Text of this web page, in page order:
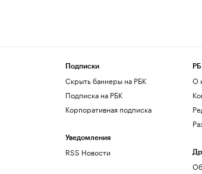
Подписки
Скрыть баннеры на РБК
Подписка на РБК
Корпоративная подписка
Уведомления
RSS Новости
О